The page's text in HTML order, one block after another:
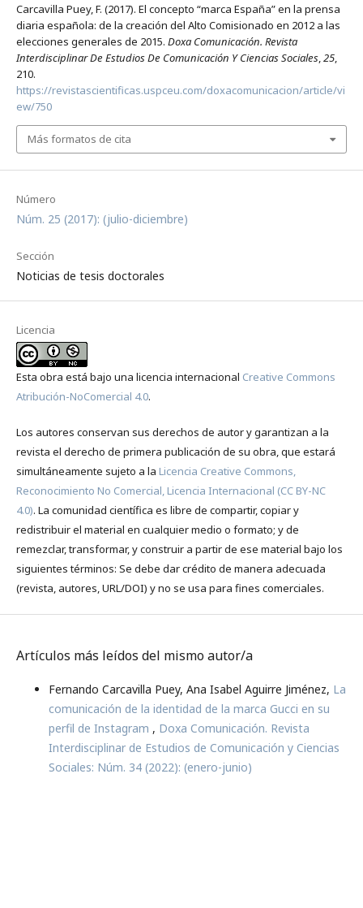
Número
Núm. 25 (2017): (julio-diciembre)
Sección
Noticias de tesis doctorales
Licencia
Esta obra está bajo una licencia internacional Creative Commons
Atribución-NoComercial 4.0.
Los autores conservan sus derechos de autor y garantizan a la
revista el derecho de primera publicación de su obra, que estará
simultáneamente sujeto a la Licencia Creative Commons,
Reconocimiento No Comercial, Licencia Internacional (CC BY-NC
4.0). La comunidad científica es libre de compartir, copiar y
redistribuir el material en cualquier medio o formato; y de
remezclar, transformar, y construir a partir de ese material bajo los
siguientes términos: Se debe dar crédito de manera adecuada
(revista, autores, URL/DOI) y no se usa para fines comerciales.
Carcavilla Puey, F. (2017). El concepto “marca España” en la prensa
diaria española: de la creación del Alto Comisionado en 2012 a las
elecciones generales de 2015. Doxa Comunicación. Revista
Interdisciplinar De Estudios De Comunicación Y Ciencias Sociales,25,
210.
https://revistascientificas.uspceu.com/doxacomunicacion/article/vi
ew/750
Más formatos de cita
Artículos más leídos del mismo autor/a
Fernando Carcavilla Puey, Ana Isabel Aguirre Jiménez, La
comunicación de la identidad de la marca Gucci en su
perfil de Instagram , Doxa Comunicación. Revista
Interdisciplinar de Estudios de Comunicación y Ciencias
Sociales: Núm. 34 (2022): (enero-junio)